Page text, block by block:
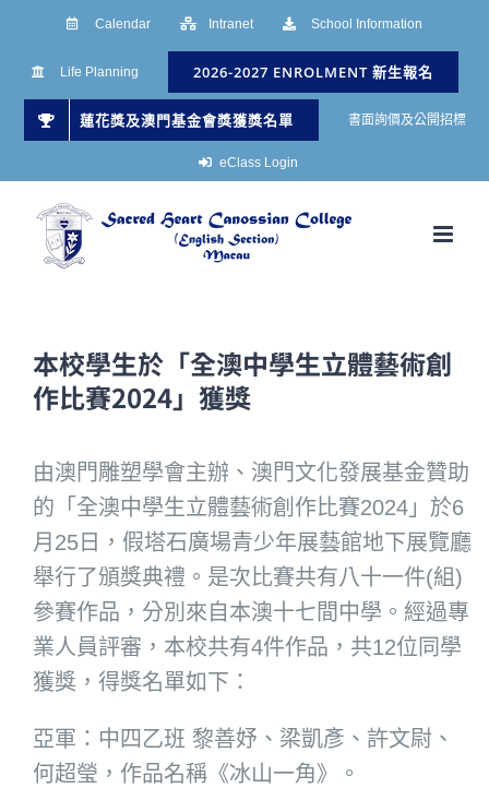
Calendar Intranet School Information
Life Planning 2026-2027 ENROLMENT 新生報名
蓮花獎及澳門基金會獎獲獎名單 書面詢價及公開招標
eClass Login
本校學生於「全澳中學生立體藝術創
作比賽2024」獲獎
由澳門雕塑學會主辦、澳門文化發展基金贊助
的「全澳中學生立體藝術創作比賽2024」於6
月25日，假塔石廣場青少年展藝館地下展覽廳
舉行了頒獎典禮。是次比賽共有八十一件(組)
參賽作品，分別來自本澳十七間中學。經過專
業人員評審，本校共有4件作品，共12位同學
獲獎，得獎名單如下：
亞軍：中四乙班 黎善妤、梁凱彥、許文尉、
何超瑩，作品名稱《冰山一角》。